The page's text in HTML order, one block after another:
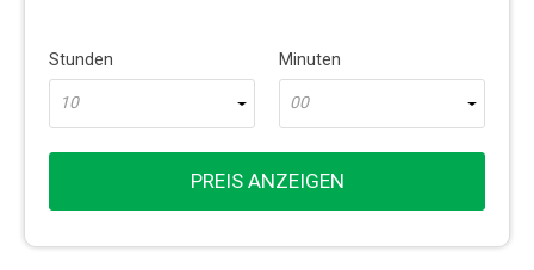
Stunden
10
Minuten
00
PREIS ANZEIGEN